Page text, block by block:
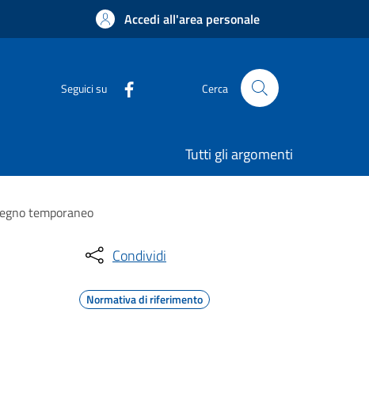
Accedi all'area personale
Seguici su Cerca
Tutti gli argomenti
temporaneo
Condividi
Normativa di riferimento